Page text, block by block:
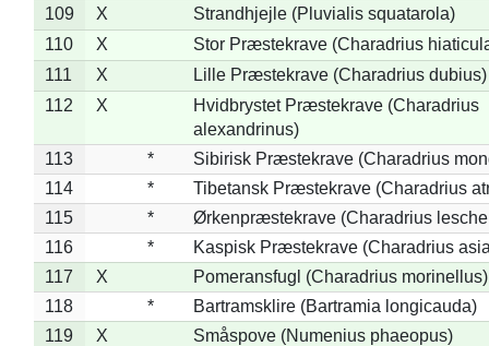
109
X
Strandhjejle (Pluvialis squatarola)
110
X
Stor Præstekrave (Charadrius
111
X
Lille Præstekrave (Charadrius dubius)
112
X
Hvidbrystet Præstekrave (Charadrius
alexandrinus)
113
*
Sibirisk Præstekrave (Charadrius
114
*
Tibetansk Præstekrave (Charadrius
115
*
Ørkenpræstekrave (Charadrius
116
*
Kaspisk Præstekrave (Charadrius
117
X
Pomeransfugl (Charadrius morinellus)
118
*
Bartramsklire (Bartramia longicauda)
119
X
Småspove (Numenius phaeopus)